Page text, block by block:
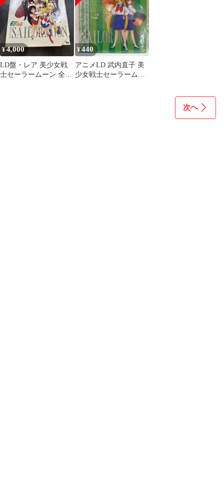
後編 セット 只野和子
富田祐弘 平成 ちゃお
魔法少女 平成アニメ 90
年代 レトロアニメ 廃盤
¥4,000
LD盤・レア 美少女戦
士セーラームーン 全12
¥440
アニメLD 武内直子 美
少女戦士セーラームー
次へ